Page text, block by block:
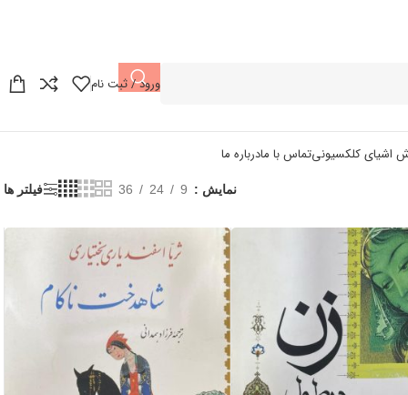
ورود / ثبت نام
اشیای کلکسیونیتماس با مادرباره ما
نمایش 9
24
36 فیلتر ها